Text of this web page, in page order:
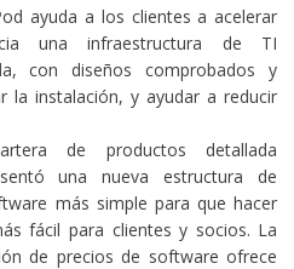
ayuda a los clientes a acelerar
una infraestructura de TI
con diseños comprobados y
la instalación, y ayudar a reducir
de productos detallada
una nueva estructura de
más simple para que hacer
fácil para clientes y socios. La
de precios de software ofrece